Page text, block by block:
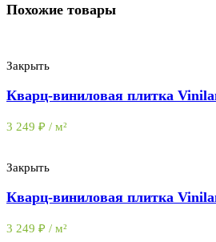
Похожие товары
Закрыть
Кварц-виниловая плитка
3 249 ₽ / м²
Закрыть
Кварц-виниловая плитка
3 249 ₽ / м²